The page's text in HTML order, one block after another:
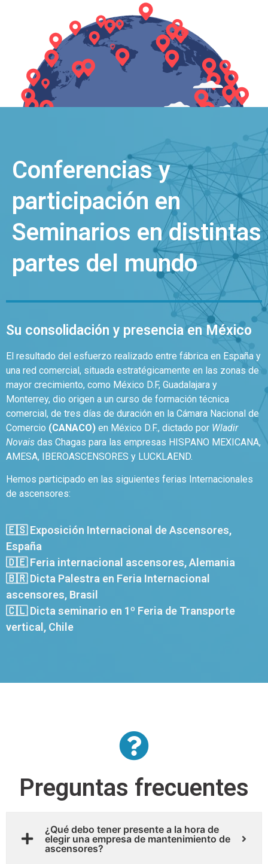
Conferencias y
participación en
Seminarios en distintas
partes del mundo
Su consolidación y presencia en México
El resultado del esfuerzo realizado entre fábrica en España y
una red comercial, situada estratégicamente en las zonas de
mayor crecimiento, como México D.F, Guadalajara y
Monterrey, dio origen a un curso de formación técnica
comercial, de tres días de duración en la Cámara Nacional de
Comercio (CANACO) en México D.F., dictado por Wladir
Novais das Chagas para las empresas HISPANO MEXICANA,
AMESA, IBEROASCENSORES y LUCKLAEND.
Hemos participado en las siguientes ferias Internacionales
de ascensores:
🇪🇸 Exposición Internacional de Ascensores,
España
🇩🇪 Feria internacional ascensores, Alemania
🇧🇷 Dicta Palestra en Feria Internacional
ascensores, Brasil
🇨🇱 Dicta seminario en 1º Feria de Transporte
vertical, Chile
Preguntas frecuentes
¿Qué debo tener presente a la hora de
elegir una empresa de mantenimiento de
ascensores?